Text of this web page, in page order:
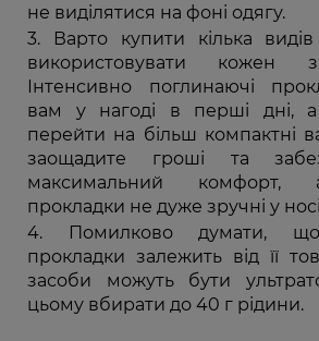
не виділятися на фоні одягу.
Варто купити кілька
використовувати кожен
Інтенсивно поглинаючі
вам у нагоді в перші дні,
перейти на більш компактні
заощадите гроші та
максимальний комфорт,
прокладки не дуже зручні у
Помилково думати,
прокладки залежить від її
засоби можуть бути
цьому вбирати до 40 г рідини.